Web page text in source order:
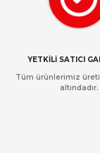
YETKİLİ SATICI
Tüm ürünlerimiz
altındadır.